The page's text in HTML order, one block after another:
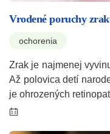
Vrodené poruchy
ochorenia
Zrak je najmenej
Až polovica detí
je ohrozených